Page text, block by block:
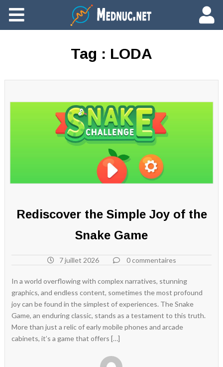
Ajouter du contenu
Tag : LODA
Rediscover the Simple Joy of the
Snake Game
7 juillet 2026 0 commentaires
In a world overflowing with complex narratives, stunning
graphics, and endless content, sometimes the most profound
joy can be found in the simplest of experiences. The Snake
Game, an enduring classic, stands as a testament to this truth.
More than just a relic of early mobile phones and arcade
cabinets, it’s a game that offers […]